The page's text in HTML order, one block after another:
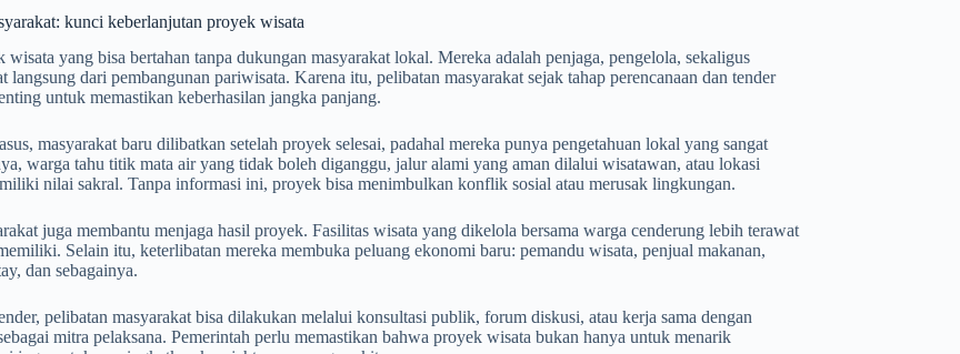
kunci keberlanjutan proyek wisata
wisata yang bisa bertahan tanpa dukungan masyarakat lokal. Mereka adalah penjaga, pengelola, sekaligus
langsung dari pembangunan pariwisata. Karena itu, pelibatan masyarakat sejak tahap perencanaan dan tender
untuk memastikan keberhasilan jangka panjang.
masyarakat baru dilibatkan setelah proyek selesai, padahal mereka punya pengetahuan lokal yang sangat
warga tahu titik mata air yang tidak boleh diganggu, jalur alami yang aman dilalui wisatawan, atau lokasi
nilai sakral. Tanpa informasi ini, proyek bisa menimbulkan konflik sosial atau merusak lingkungan.
juga membantu menjaga hasil proyek. Fasilitas wisata yang dikelola bersama warga cenderung lebih terawat
Selain itu, keterlibatan mereka membuka peluang ekonomi baru: pemandu wisata, penjual makanan,
dan sebagainya.
pelibatan masyarakat bisa dilakukan melalui konsultasi publik, forum diskusi, atau kerja sama dengan
mitra pelaksana. Pemerintah perlu memastikan bahwa proyek wisata bukan hanya untuk menarik